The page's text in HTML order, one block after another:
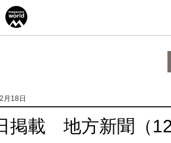
月18日
掲載 地方新聞（